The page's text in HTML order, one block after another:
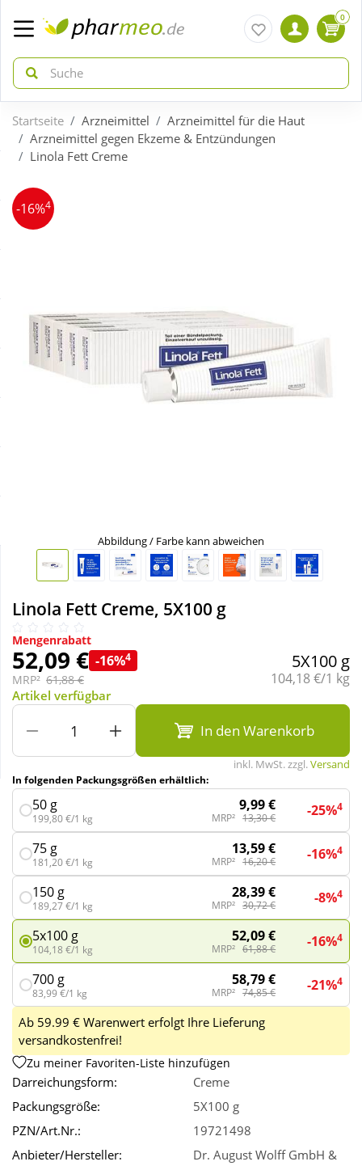
zurück
Aktuelle Coupons
Neuheiten
Sale
zurück
Arzneimittel
Diabetes
Körperpflege & Kosmetik
Natur & Homöopathie
Sanitätshaus
Sport & Fitness
0
Startseite Arzneimittel
Arzneimittel für die Haut
Arzneimittel gegen Ekzeme & Entzündungen
Linola Fett Creme
-16%4
Abbildung / Farbe kann abweichen
Linola Fett Creme, 5X100 g
Mengenrabatt
52,09 € -16%4
MRP² 61,88 €
5X100 g
Grundpreis:
104,18 €/1 kg
Artikel verfügbar
In den Warenkorb
inkl. MwSt. zzgl.Versand
In folgenden Packungsgrößen erhältlich:
50 g
199,80 €/1 kg
9,99 €
MRP² 13,30 € -25%4
75 g
181,20 €/1 kg
13,59 €
MRP² 16,20 € -16%4
150 g
189,27 €/1 kg
28,39 €
MRP² 30,72 € -8%4
5x100 g
104,18 €/1 kg
52,09 €
MRP² 61,88 € -16%4
700 g
83,99 €/1 kg
58,79 €
MRP² 74,85 € -21%4
Ab 59.99 € Warenwert erfolgt Ihre Lieferung
versandkostenfrei!
Zu meiner Favoriten-Liste hinzufügen
Darreichungsform:
Creme
Packungsgröße:
5X100 g
PZN/Art.Nr.:
19721498
Anbieter/Hersteller:
Dr. August Wolff GmbH &